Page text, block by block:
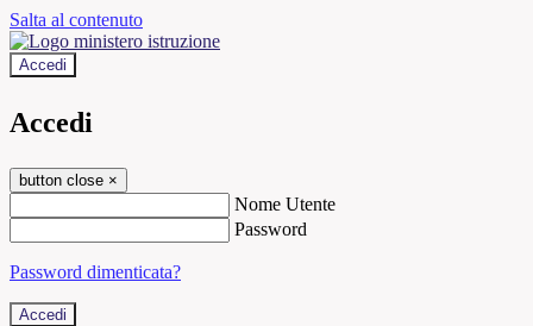
Salta al contenuto
Accedi
Accedi
button close ×
Nome Utente
Password
Password dimenticata?